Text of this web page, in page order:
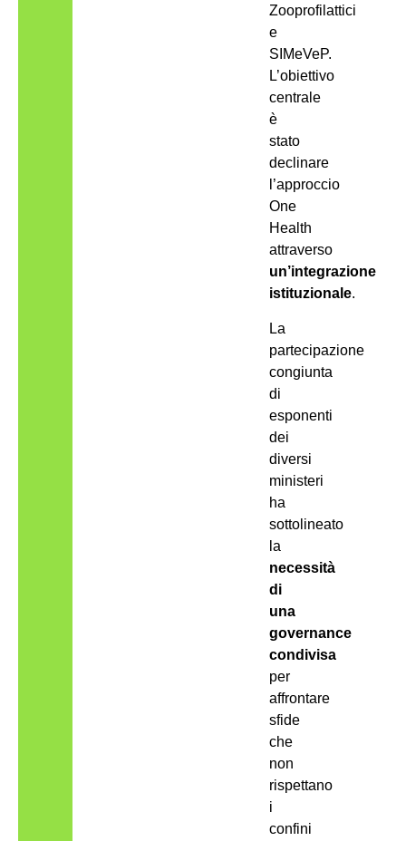
Zooprofilattici
e
SIMeVeP.
L’obiettivo
centrale
è
stato
declinare
l’approccio
One
Health
attraverso
un’integrazione
istituzionale.
La
partecipazione
congiunta
di
esponenti
dei
diversi
ministeri
ha
sottolineato
la
necessità
di
una
governance
condivisa
per
affrontare
sfide
che
non
rispettano
i
confini